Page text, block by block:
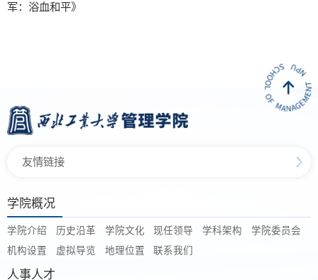
军：浴血和平》
友情链接
学院概况
学院介绍 历史沿革 学院文化 现任领导 学科架构
学院委员会
机构设置
虚拟导览 地理位置 联系我们
人事人才